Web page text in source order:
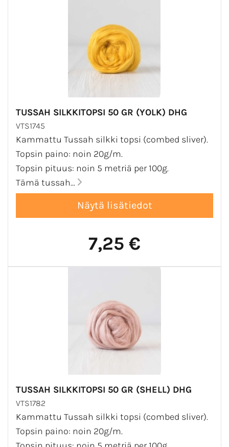
TUSSAH SILKKITOPSI 50 GR (YOLK) DHG
VTS1745
Kammattu Tussah silkki topsi (combed sliver).
Topsin paino: noin 20g/m.
Topsin pituus: noin 5 metriä per 100g.
Tämä tussah...
7,25 €
TUSSAH SILKKITOPSI 50 GR (SHELL) DHG
VTS1782
Kammattu Tussah silkki topsi (combed sliver).
Topsin paino: noin 20g/m.